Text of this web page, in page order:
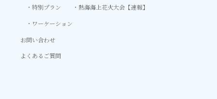
特別プラン
熱海海上花火大会【速報】
ワーケーション
お問い合わせ
よくあるご質問